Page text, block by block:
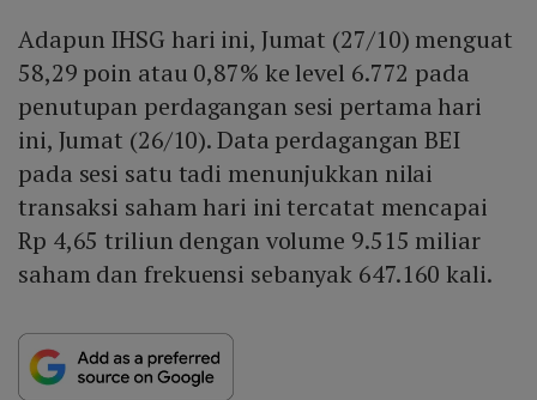
Adapun IHSG hari ini, Jumat (27/10) menguat
58,29 poin atau 0,87% ke level 6.772 pada
penutupan perdagangan sesi pertama hari
ini, Jumat (26/10). Data perdagangan BEI
pada sesi satu tadi menunjukkan nilai
transaksi saham hari ini tercatat mencapai
Rp 4,65 triliun dengan volume 9.515 miliar
saham dan frekuensi sebanyak 647.160 kali.